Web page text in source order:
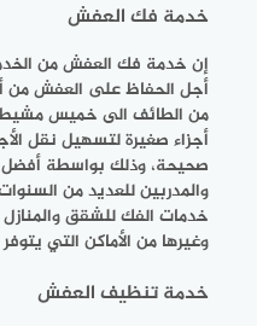
خدمة فك العفش
إن خدمة فك العفش من
أجل الحفاظ على العفش
من الطائف الى خميس
أجزاء صغيرة لتسهيل نقل
صحيحة، وذلك بواسطة أفضل
والمدربين للعديد من
خدمات الفك للشقق
وغيرها من الأماكن التي
خدمة تنظيف العفش